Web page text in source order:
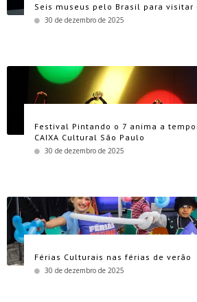
Seis museus pelo Brasil para visitar
30 de dezembro de 2025
Festival Pintando o 7 anima a
CAIXA Cultural São Paulo
30 de dezembro de 2025
Férias Culturais nas férias de verão
30 de dezembro de 2025